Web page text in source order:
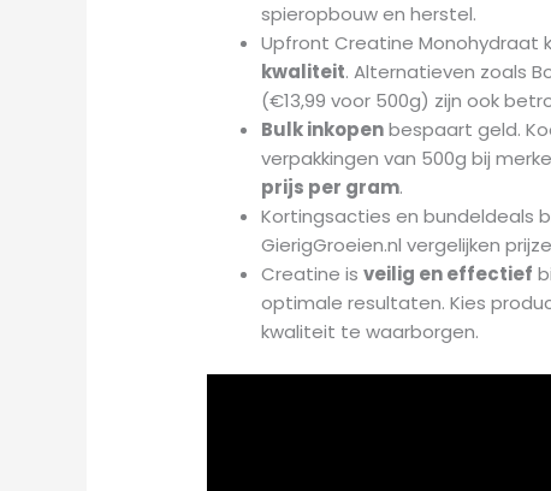
spieropbouw en herstel.
Upfront Creatine Monohydraat
kwaliteit. Alternatieven zoals
(€13,99 voor 500g) zijn ook
Bulk inkopenbespaart geld.
verpakkingen van 500g bij
prijs per gram.
Kortingsacties en bundeldeals
GierigGroeien.nl vergelijken
Creatine isveilig en effectief
optimale resultaten. Kies
kwaliteit te waarborgen.